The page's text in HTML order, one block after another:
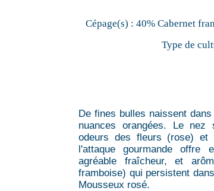
Cépage(s) : 40% Cabernet
Type de
De fines bulles naissent
nuances orangées. Le
odeurs des fleurs (rose)
l'attaque gourmande offre
agréable fraîcheur, et
framboise) qui persistent
Mousseux rosé.